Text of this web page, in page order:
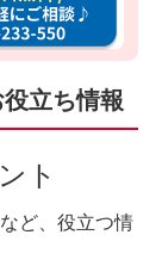
立ち情報
ト
ど、役立つ情